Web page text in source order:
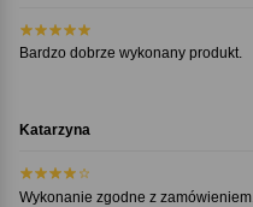
Bardzo dobrze wykonany produkt.
Katarzyna
Wykonanie zgodne z zamówieniem.